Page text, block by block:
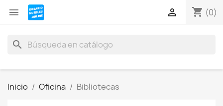
 shopping_cart (0)

search
Inicio Oficina Bibliotecas